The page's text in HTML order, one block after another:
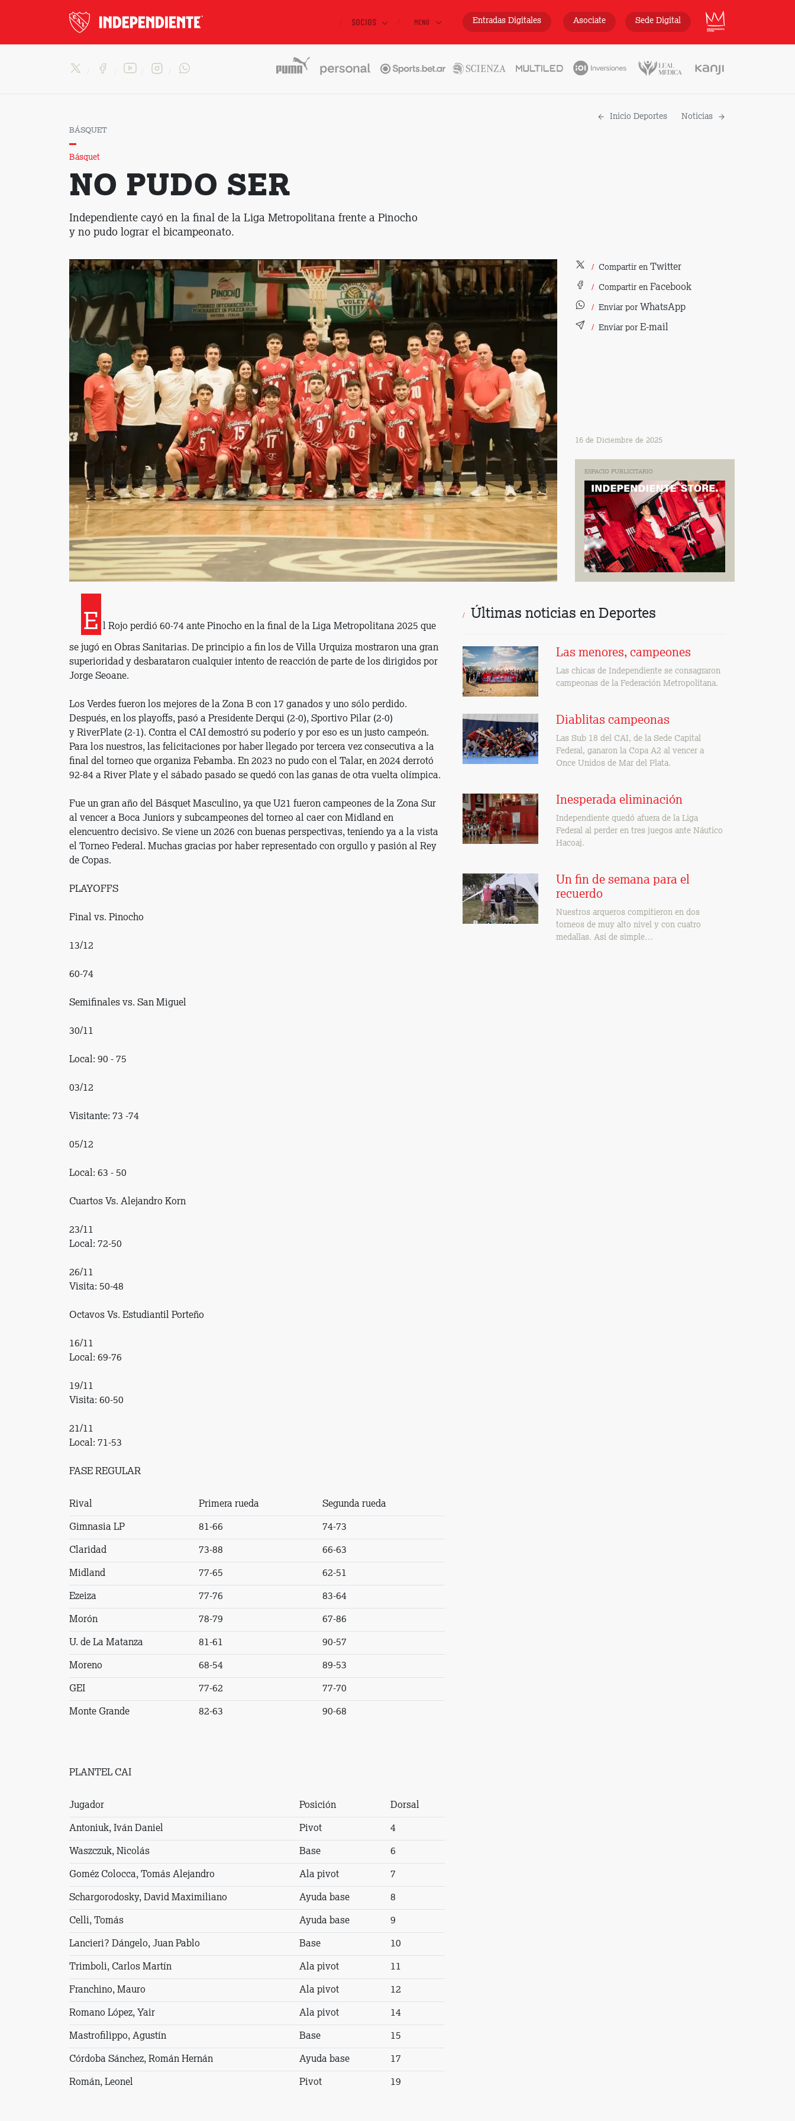
INDEPENDIENTE
SOCIOS MENÚ Entradas Digitales Asociate Sede Digital
Noticias
Inicio Deportes
BÁSQUET
Básquet
NO PUDO SER
Independiente cayó en la final de la Liga Metropolitana frente a Pinocho
y no pudo lograr el bicampeonato.
Compartir en Twitter
Compartir en Facebook
Enviar por WhatsApp
Enviar por E-mail
16 de Diciembre de 2025
ESPACIO PUBLICITARIO
E l Rojo perdió 60-74 ante Pinocho en la final de la Liga Metropolitana 2025 que
se jugó en Obras Sanitarias. De principio a fin los de Villa Urquiza mostraron una gran
superioridad y desbarataron cualquier intento de reacción de parte de los dirigidos por
Jorge Seoane.
Los Verdes fueron los mejores de la Zona B con 17 ganados y uno sólo perdido.
Después, en los playoffs, pasó a Presidente Derqui (2-0), Sportivo Pilar (2-0)
y RiverPlate (2-1). Contra el CAI demostró su poderío y por eso es un justo campeón.
Para los nuestros, las felicitaciones por haber llegado por tercera vez consecutiva a la
final del torneo que organiza Febamba. En 2023 no pudo con el Talar, en 2024 derrotó
92-84 a River Plate y el sábado pasado se quedó con las ganas de otra vuelta olímpica.
Fue un gran año del Básquet Masculino, ya que U21 fueron campeones de la Zona Sur
al vencer a Boca Juniors y subcampeones del torneo al caer con Midland en
elencuentro decisivo. Se viene un 2026 con buenas perspectivas, teniendo ya a la vista
el Torneo Federal. Muchas gracias por haber representado con orgullo y pasión al Rey
de Copas.
PLAYOFFS
Final vs. Pinocho
13/12
60-74
Semifinales vs. San Miguel
30/11
Local: 90 - 75
03/12
Visitante: 73 -74
05/12
Local: 63 - 50
Cuartos Vs. Alejandro Korn
23/11
Local: 72-50
26/11
Visita: 50-48
Octavos Vs. Estudiantil Porteño
16/11
Local: 69-76
19/11
Visita: 60-50
21/11
Local: 71-53
FASE REGULAR
Rival Primera rueda Segunda rueda
Gimnasia LP 81-66 74-73
Claridad 73-88 66-63
Midland 77-65 62-51
Ezeiza 77-76 83-64
Morón 78-79 67-86
U. de La Matanza 81-61 90-57
Moreno 68-54 89-53
GEI 77-62 77-70
Monte Grande 82-63 90-68
PLANTEL CAI
Jugador Posición Dorsal
Antoniuk, Iván Daniel Pivot 4
Waszczuk, Nicolás Base 6
Goméz Colocca, Tomás Alejandro Ala pivot 7
Schargorodosky, David Maximiliano Ayuda base 8
Celli, Tomás Ayuda base 9
Lancieri? Dángelo, Juan Pablo Base 10
Trimboli, Carlos Martín Ala pivot 11
Franchino, Mauro Ala pivot 12
Romano López, Yair Ala pivot 14
Mastrofilippo, Agustín Base 15
Córdoba Sánchez, Román Hernán Ayuda base 17
Román, Leonel Pivot 19
Últimas noticias en Deportes
Las menores, campeones
Las chicas de Independiente se consagraron
campeonas de la Federación Metropolitana.
Diablitas campeonas
Las Sub 18 del CAI, de la Sede Capital
Federal, ganaron la Copa A2 al vencer a
Once Unidos de Mar del Plata.
Inesperada eliminación
Independiente quedó afuera de la Liga
Federal al perder en tres juegos ante Náutico
Hacoaj.
Un fin de semana para el
recuerdo
Nuestros arqueros compitieron en dos
torneos de muy alto nivel y con cuatro
medallas. Así de simple…